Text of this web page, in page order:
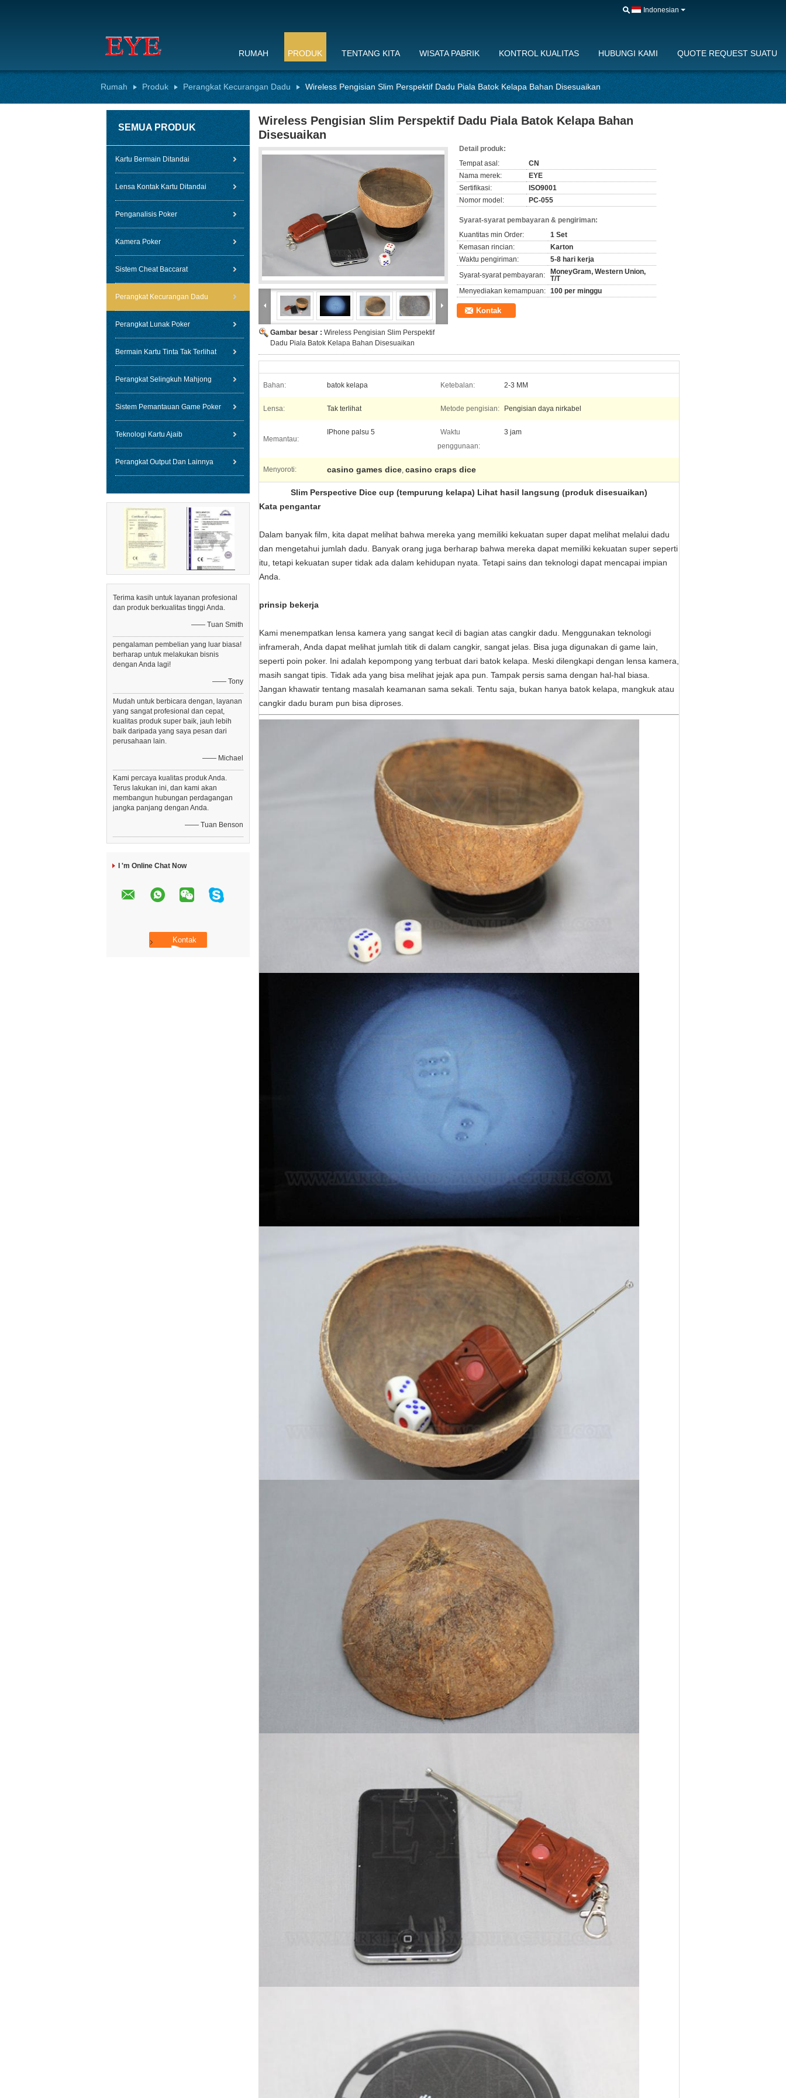
Indonesian
RUMAH PRODUK TENTANG KITA WISATA PABRIK KONTROL KUALITAS HUBUNGI KAMI QUOTE REQUEST SUATU
Rumah Produk Perangkat Kecurangan Dadu Wireless Pengisian Slim Perspektif Dadu Piala Batok Kelapa Bahan Disesuaikan
SEMUA PRODUK
Kartu Bermain Ditandai
Lensa Kontak Kartu Ditandai
Penganalisis Poker
Kamera Poker
Sistem Cheat Baccarat
Perangkat Kecurangan Dadu
Perangkat Lunak Poker
Bermain Kartu Tinta Tak Terlihat
Perangkat Selingkuh Mahjong
Sistem Pemantauan Game Poker
Teknologi Kartu Ajaib
Perangkat Output Dan Lainnya
Terima kasih untuk layanan profesional
dan produk berkualitas tinggi Anda.
—— Tuan Smith
pengalaman pembelian yang luar biasa!
berharap untuk melakukan bisnis
dengan Anda lagi!
—— Tony
Mudah untuk berbicara dengan, layanan
yang sangat profesional dan cepat,
kualitas produk super baik, jauh lebih
baik daripada yang saya pesan dari
perusahaan lain.
—— Michael
Kami percaya kualitas produk Anda.
Terus lakukan ini, dan kami akan
membangun hubungan perdagangan
jangka panjang dengan Anda.
—— Tuan Benson
I 'm Online Chat Now
Wireless Pengisian Slim Perspektif Dadu Piala Batok Kelapa Bahan
Disesuaikan
Gambar besar : Wireless Pengisian Slim Perspektif
Dadu Piala Batok Kelapa Bahan Disesuaikan
Detail produk:
Tempat asal:
CN
Nama merek:
EYE
Sertifikasi:
ISO9001
Nomor model:
PC-055
Syarat-syarat pembayaran & pengiriman:
Kuantitas min Order:
1 Set
Kemasan rincian:
Karton
Waktu pengiriman:
5-8 hari kerja
Syarat-syarat pembayaran:
MoneyGram, Western Union,
T/T
Menyediakan kemampuan: 100 per minggu
Kontak
Bahan: batok kelapa Ketebalan: 2-3 MM
Lensa: Tak terlihat Metode pengisian: Pengisian daya nirkabel
Memantau:
IPhone palsu 5
Waktu
penggunaan:
3 jam
Menyoroti: casino games dice, casino craps dice
Slim Perspective Dice cup (tempurung kelapa) Lihat hasil langsung (produk disesuaikan)
Kata pengantar
Dalam banyak film, kita dapat melihat bahwa mereka yang memiliki kekuatan super dapat melihat melalui dadu
dan mengetahui jumlah dadu. Banyak orang juga berharap bahwa mereka dapat memiliki kekuatan super seperti
itu, tetapi kekuatan super tidak ada dalam kehidupan nyata. Tetapi sains dan teknologi dapat mencapai impian
Anda.
prinsip bekerja
Kami menempatkan lensa kamera yang sangat kecil di bagian atas cangkir dadu. Menggunakan teknologi
inframerah, Anda dapat melihat jumlah titik di dalam cangkir, sangat jelas. Bisa juga digunakan di game lain,
seperti poin poker. Ini adalah kepompong yang terbuat dari batok kelapa. Meski dilengkapi dengan lensa kamera,
masih sangat tipis. Tidak ada yang bisa melihat jejak apa pun. Tampak persis sama dengan hal-hal biasa.
Jangan khawatir tentang masalah keamanan sama sekali. Tentu saja, bukan hanya batok kelapa, mangkuk atau
cangkir dadu buram pun bisa diproses.